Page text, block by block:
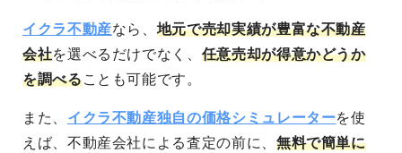
イクラ不動産なら、 地元で売却実績が豊富な不動産
会社を選べるだけでなく、 任意売却が得意かどうか
を調べることも可能です。
また、 イクラ不動産独自の価格シミュレーターを使
えば、不動産会社による査定の前に、 無料で簡単に